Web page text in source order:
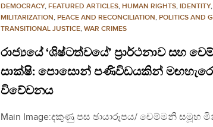
DEMOCRACY, FEATURED ARTICLES, HUMAN RIGHTS, IDENTITY,
MILITARIZATION, PEACE AND RECONCILIATION, POLITICS AND
TRANSITIONAL JUSTICE, WAR CRIMES
රාජ්‍යයේ ‘ශිෂ්ටත්වයේ’ ප්‍රාර්ථනාව සහ
සාක්ෂි: පොසොන් පණිවිඩයකින්
විවේචනය
Main Image:දකුණු පස ඡායාරූපය/ චෙම්මනි සමූහ